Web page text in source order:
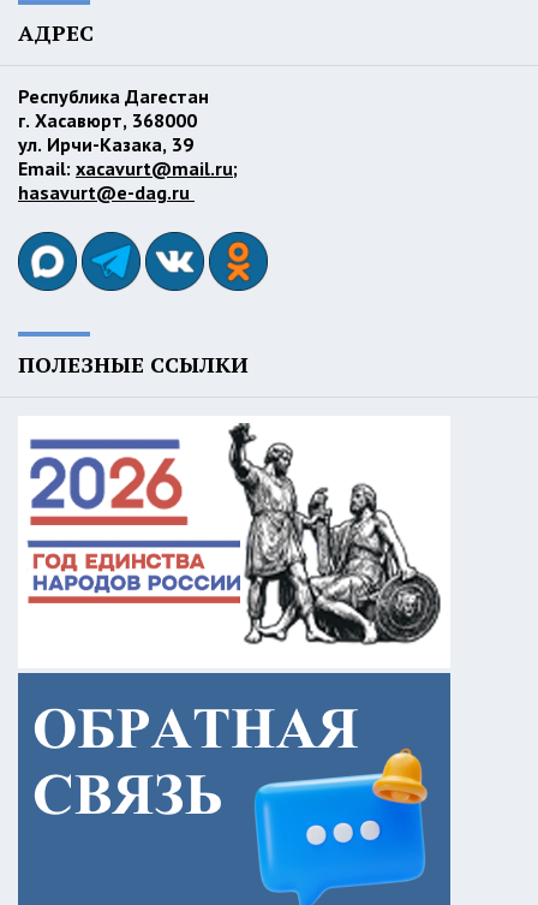
АДРЕС
Республика Дагестан
г. Хасавюрт, 368000
ул. Ирчи-Казака, 39
Email: xacavurt@mail.ru;
hasavurt@e-dag.ru
ПОЛЕЗНЫЕ ССЫЛКИ